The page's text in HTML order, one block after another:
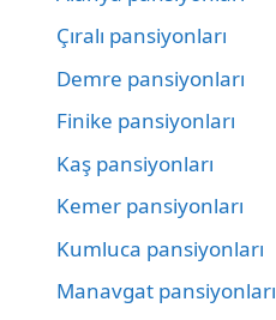
Çıralı pansiyonları
Demre pansiyonları
Finike pansiyonları
Kaş pansiyonları
Kemer pansiyonları
Kumluca pansiyonları
Manavgat pansiyonları